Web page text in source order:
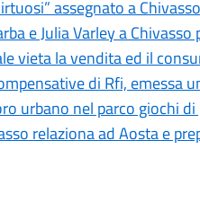
assegnato a
e Julia Varley a
vieta la vendita ed il
di Rfi, emessa
urbano nel parco giochi di
relaziona ad Aosta e